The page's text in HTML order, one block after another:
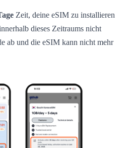
Zeit, deine eSIM zu installieren
dieses Zeitraums nicht
ab und die eSIM kann nicht mehr